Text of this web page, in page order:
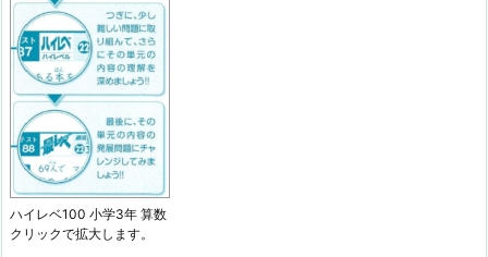
ハイレベ100 小学3年 算数
クリックで拡大します。